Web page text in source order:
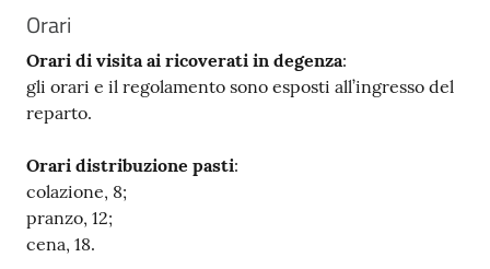
Orari
Orari di visita ai ricoverati in degenza:
gli orari e il regolamento sono esposti all’ingresso del
reparto.
Orari distribuzione pasti:
colazione, 8;
pranzo, 12;
cena, 18.